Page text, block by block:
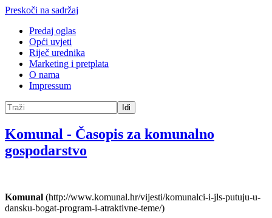
Preskoči na sadržaj
Predaj oglas
Opći uvjeti
Riječ urednika
Marketing i pretplata
O nama
Impressum
Idi
Komunal - Časopis za komunalno
gospodarstvo
Komunal (http://www.komunal.hr/vijesti/komunalci-i-jls-putuju-u-
dansku-bogat-program-i-atraktivne-teme/)